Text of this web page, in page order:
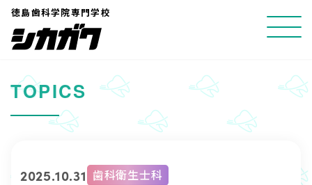
ツ
へ
ッ
徳島歯科学院専門学校
TOPICS
2025.10.31 歯科衛生士科